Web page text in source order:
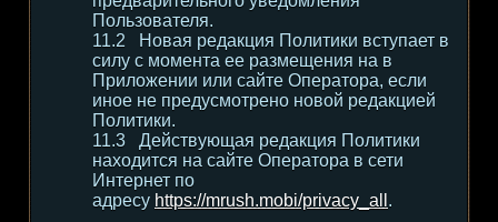
Пользователя.
Новая редакция Политики вступает в
силу с момента ее размещения на в
Приложении или сайте Оператора, если
иное не предусмотрено новой редакцией
Политики.
Действующая редакция Политики
находится на сайте Оператора в сети
Интернет по
адресу https://mrush.mobi/privacy_all .